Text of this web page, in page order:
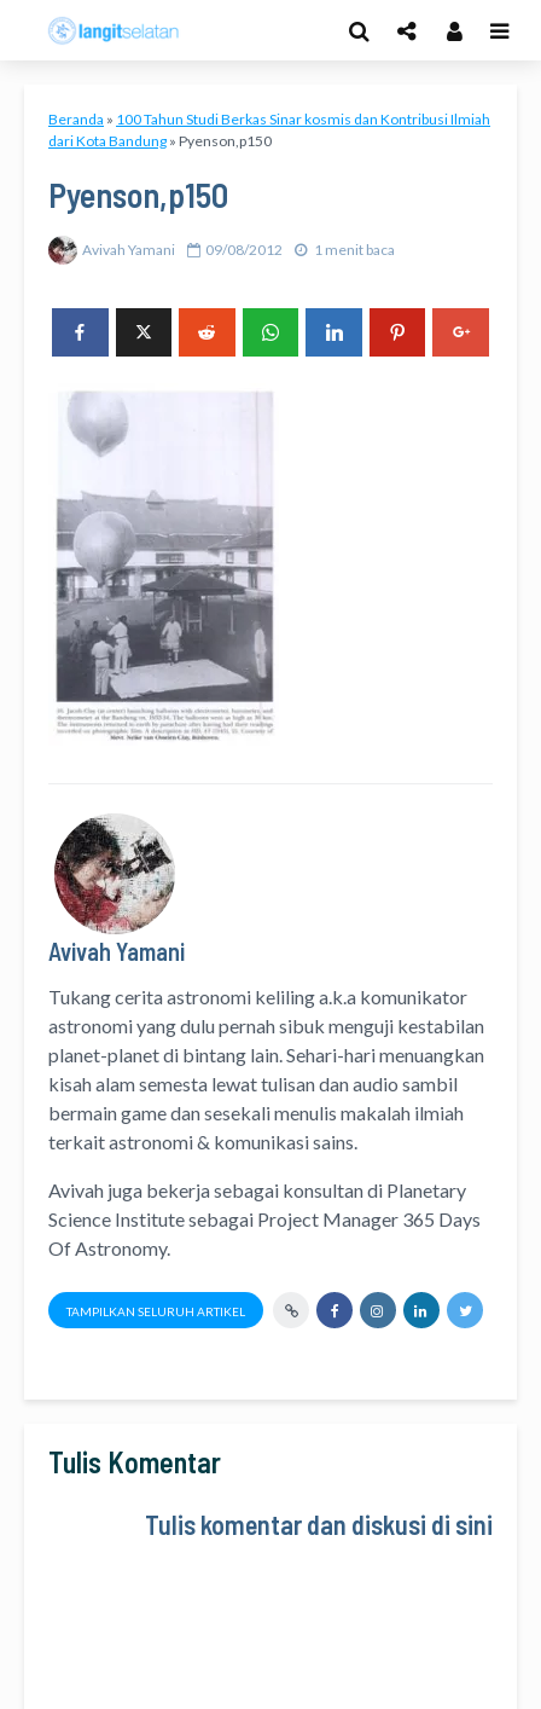
Beranda » 100 Tahun Studi Berkas Sinar kosmis dan Kontribusi Ilmiah
dari Kota Bandung » Pyenson,p150
Pyenson,p150
Avivah Yamani 09/08/2012 1 menit baca
Avivah Yamani
Tukang cerita astronomi kelilinga.k.a komunikator
astronomiyang dulu pernah sibuk menguji kestabilan
planet-planet di bintang lain. Sehari-hari menuangkan
kisah alam semesta lewattulisandanaudio sambil
bermain game dan sesekali menulis makalah ilmiah
terkait astronomi & komunikasi sains.
Avivah juga bekerja sebagai konsultan di Planetary
Science Institutesebagai Project Manager 365 Days
Of Astronomy.
TAMPILKAN SELURUH ARTIKEL
Tulis Komentar
Tulis komentar dan diskusi di sini